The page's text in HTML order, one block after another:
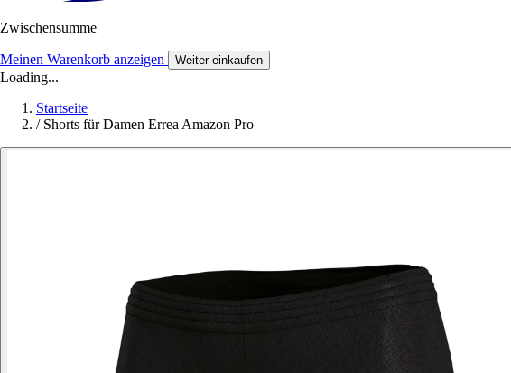
Zwischensumme
Meinen Warenkorb anzeigen Weiter einkaufen
Loading...
Startseite
/ Shorts für Damen Errea Amazon Pro